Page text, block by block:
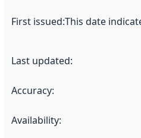
First issued:This date
Last updated:
Accuracy:
Availability: